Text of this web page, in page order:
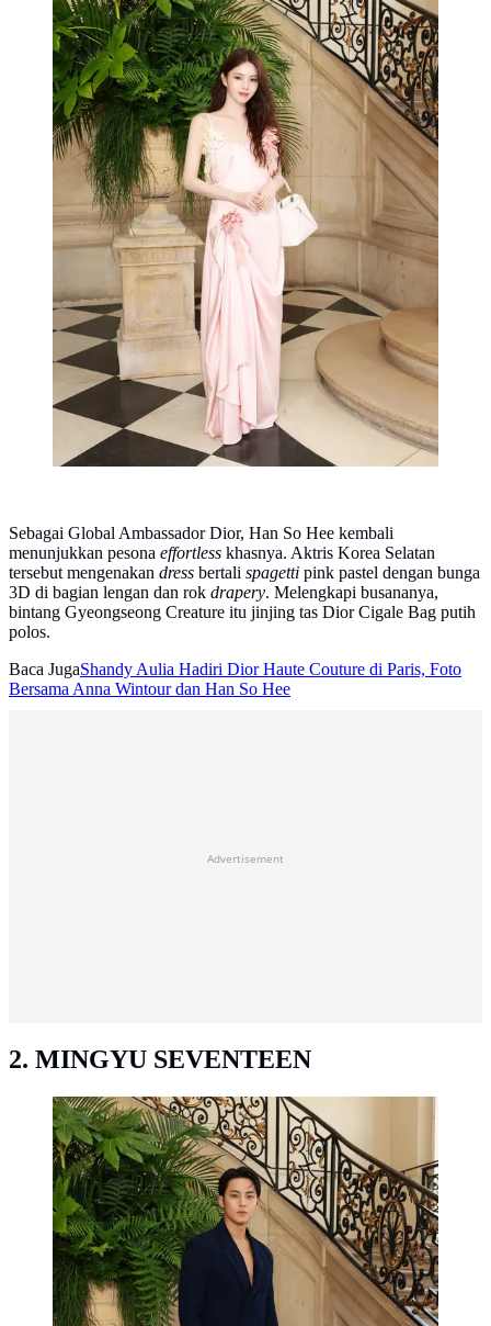
Sebagai Global Ambassador Dior, Han So Hee kembali
menunjukkan pesona effortless khasnya. Aktris Korea Selatan
tersebut mengenakan dress bertali spagetti pink pastel dengan bunga
3D di bagian lengan dan rok drapery. Melengkapi busananya,
bintang Gyeongseong Creature itu jinjing tas Dior Cigale Bag putih
polos.
Baca JugaShandy Aulia Hadiri Dior Haute Couture di Paris, Foto
Bersama Anna Wintour dan Han So Hee
Advertisement
2. MINGYU SEVENTEEN